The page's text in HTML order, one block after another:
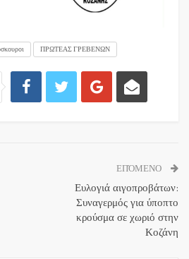
ΠΡΩΤΕΑΣ ΓΡΕΒΕΝΩΝ
ΕΠΌΜΕΝΟ
Ευλογιά αιγοπροβάτων:
Συναγερμός για ύποπτο
κρούσμα σε χωριό στην
Κοζάνη